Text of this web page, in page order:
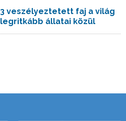
3 veszélyeztetett faj a világ
legritkább állatai közül